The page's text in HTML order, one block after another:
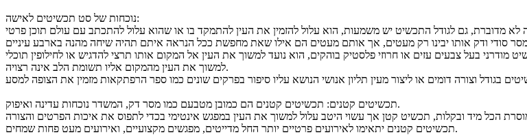
נוכחות של סט תכשיטים לאישה:
מדוברת, גם לגודל התכשיט יש משמעות, הוא עלול להזמין את העין להתמקד בו או שהוא עלול להתכתב עם עולם תוכן פרטי
בעל צבעים עזים או חרוזי פלסטיק בוהקים, הוא נועד למשוך את העין אל המקום אותו תרצי להדגיש או לחילופין תוכלי
למשוך את העין מהמקום אליו תשומת הלב אינה רצויה.
תכשיטים קטנים: תכשיטים קטנים הם כמובן מטבעם כמו מסר דק, המשדר נוכחות עדינה ואיפוק.
תכשיטים קטנים יתאימו לאירועים פרטיים יותר החל מדייטים, מפגשים מקצועיים, ואירועים מעט פחות שמחים.